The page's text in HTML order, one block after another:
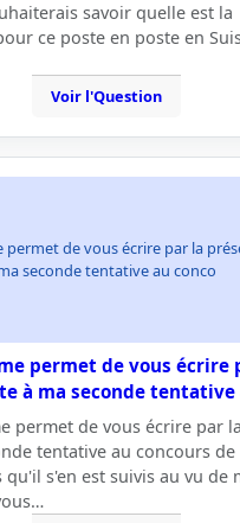
savoir quelle est la
ce poste en poste en
Voir l'Question
permet de vous écrire par la
seconde tentative au conco
permet de vous écrire
à ma seconde tentative
permet de vous écrire par
tentative au concours de
qu'il s'en est suivis au vu de